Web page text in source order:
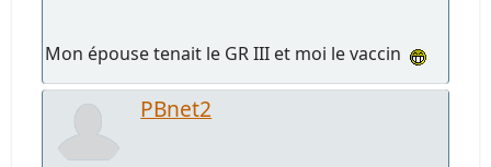
Mon épouse tenait le GR III et moi le vaccin
PBnet2